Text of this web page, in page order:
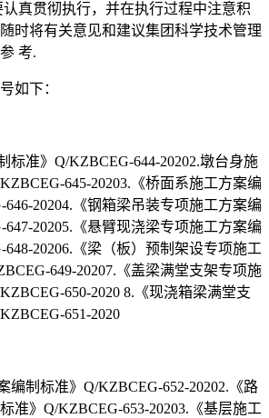
真贯彻执行，并在执行过程中注意积
时将有关意见和建议集团科学技术管理
考.
如下：
标准》Q/KZBCEG-644-20202.墩台身施
645-20203.《桥面系施工方案编
20204.《钢箱梁吊装专项施工方案编
20205.《悬臂现浇梁专项施工方案编
20206.《梁（板）预制架设专项施工
649-20207.《盖梁满堂支架专项施
650-2020 8.《现浇箱梁满堂支
651-2020
编制标准》Q/KZBCEG-652-20202.《路
准》Q/KZBCEG-653-20203.《基层施工